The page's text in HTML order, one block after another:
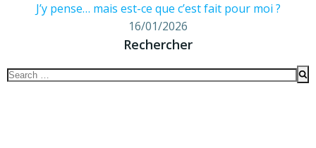
J’y pense… mais est-ce que c’est fait pour moi ?
16/01/2026
Rechercher
Search